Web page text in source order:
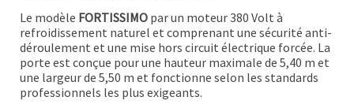
Le modèle FORTISSIMO par un moteur 380 Volt à
refroidissement naturel et comprenant une sécurité anti-
déroulement et une mise hors circuit électrique forcée. La
porte est conçue pour une hauteur maximale de 5,40 m et
une largeur de 5,50 m et fonctionne selon les standards
professionnels les plus exigeants.